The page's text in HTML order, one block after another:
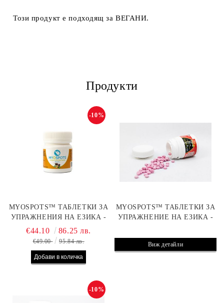
Този продукт е подходящ за ВЕГАНИ.
Продукти
MYOSPOTS™ ТАБЛЕТКИ ЗА
УПРАЖНЕНИЯ НА ЕЗИКА -
ВКУС МАРАКУЯ
-10%
€44.10 86.25 лв.
€49.00 95.84 лв.
MYOSPOTS™ ТАБЛЕТКИ ЗА
УПРАЖНЕНИЕ НА ЕЗИКА -
Виж детайли
-10%